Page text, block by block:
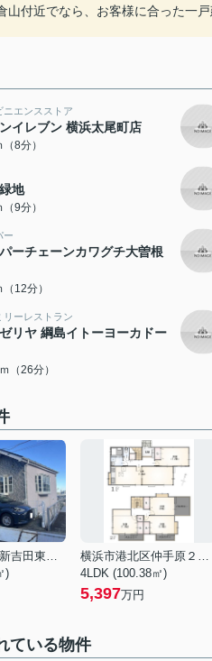
山付近でなら、お客様に合った一
ニエンスストア
イレブン 横浜太尾町店
8分）
地
9分）
ー
ーチェーンカワグチ大曽根
12分）
リーレストラン
リヤ 綱島イトーヨーカドー
（26分）
横浜市港北区新吉田東１丁目
)
横浜市港北区仲手原２丁目
4LDK (100.38㎡)
5,397万円
ている物件